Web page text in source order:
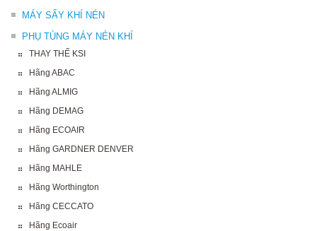
MÁY SẤY KHÍ NÉN
PHỤ TÙNG MÁY NÉN KHÍ
THAY THẾ KSI
Hãng ABAC
Hãng ALMIG
Hãng DEMAG
Hãng ECOAIR
Hãng GARDNER DENVER
Hãng MAHLE
Hãng Worthington
Hãng CECCATO
Hãng Ecoair